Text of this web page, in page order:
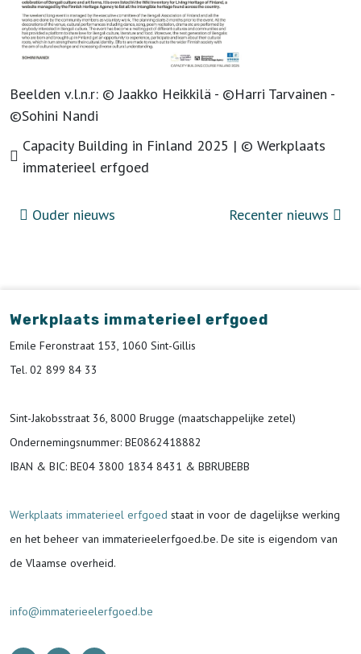
Beelden v.l.n.r: © Jaakko Heikkilä - ©Harri Tarvainen -
©Sohini Nandi
Capacity Building in Finland 2025 | © Werkplaats
immaterieel erfgoed
Ouder nieuws Recenter nieuws
Werkplaats immaterieel erfgoed
Emile Feronstraat 153, 1060 Sint-Gillis
Tel. 02 899 84 33
Sint-Jakobsstraat 36, 8000 Brugge (maatschappelijke zetel)
Ondernemingsnummer: BE0862418882
IBAN & BIC: BE04 3800 1834 8431 & BBRUBEBB
Werkplaats immaterieel erfgoed staat in voor de dagelijkse werking
en het beheer van immaterieelerfgoed.be. De site is eigendom van
de Vlaamse overheid.
info@immaterieelerfgoed.be